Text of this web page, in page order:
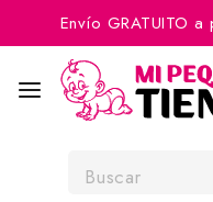
Envío GRATUITO